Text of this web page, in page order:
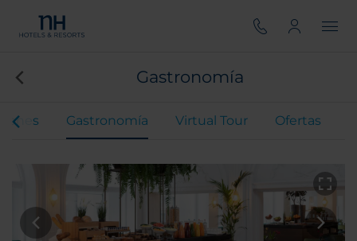
Gastronomía
Gastronomía Virtual Tour Ofertas